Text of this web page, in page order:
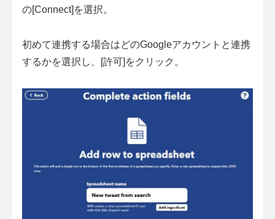
の[Connect]を選択。
初めて連携する場合はどのGoogleアカウントと連携
するかを選択し、[許可]をクリック。